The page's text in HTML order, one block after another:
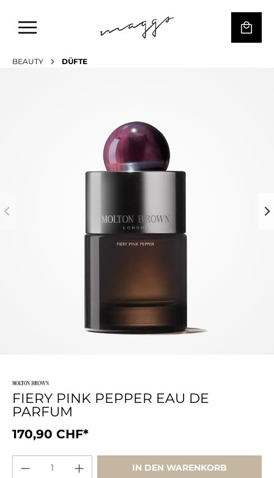
BEAUTY DÜFTE
FIERY PINK PEPPER EAU DE
PARFUM
170,90 CHF*
IN DEN WARENKORB